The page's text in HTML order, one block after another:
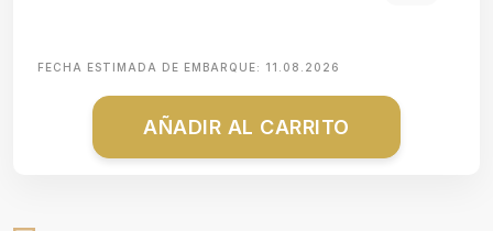
FECHA ESTIMADA DE EMBARQUE: 11.08.2026
AÑADIR AL CARRITO